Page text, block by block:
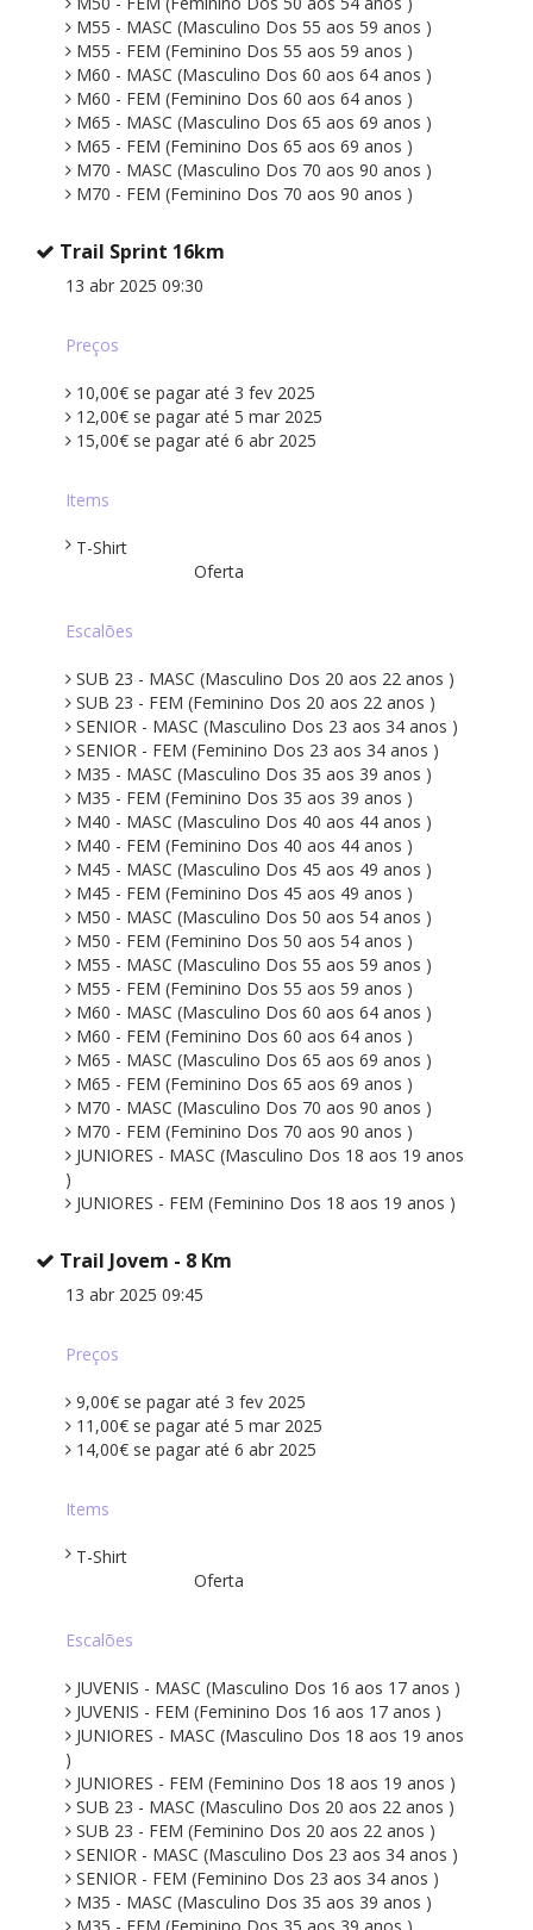
M55 - MASC (Masculino Dos 55 aos 59 anos )
M55 - FEM (Feminino Dos 55 aos 59 anos )
M60 - MASC (Masculino Dos 60 aos 64 anos )
M60 - FEM (Feminino Dos 60 aos 64 anos )
M65 - MASC (Masculino Dos 65 aos 69 anos )
M65 - FEM (Feminino Dos 65 aos 69 anos )
M70 - MASC (Masculino Dos 70 aos 90 anos )
M70 - FEM (Feminino Dos 70 aos 90 anos )
Trail Sprint 16km
13 abr 2025 09:30
Preços
10,00€ se pagar até 3 fev 2025
12,00€ se pagar até 5 mar 2025
15,00€ se pagar até 6 abr 2025
Items
T-Shirt
Oferta
Escalões
SUB 23 - MASC (Masculino Dos 20 aos 22 anos )
SUB 23 - FEM (Feminino Dos 20 aos 22 anos )
SENIOR - MASC (Masculino Dos 23 aos 34 anos )
SENIOR - FEM (Feminino Dos 23 aos 34 anos )
M35 - MASC (Masculino Dos 35 aos 39 anos )
M35 - FEM (Feminino Dos 35 aos 39 anos )
M40 - MASC (Masculino Dos 40 aos 44 anos )
M40 - FEM (Feminino Dos 40 aos 44 anos )
M45 - MASC (Masculino Dos 45 aos 49 anos )
M45 - FEM (Feminino Dos 45 aos 49 anos )
M50 - MASC (Masculino Dos 50 aos 54 anos )
M50 - FEM (Feminino Dos 50 aos 54 anos )
M55 - MASC (Masculino Dos 55 aos 59 anos )
M55 - FEM (Feminino Dos 55 aos 59 anos )
M60 - MASC (Masculino Dos 60 aos 64 anos )
M60 - FEM (Feminino Dos 60 aos 64 anos )
M65 - MASC (Masculino Dos 65 aos 69 anos )
M65 - FEM (Feminino Dos 65 aos 69 anos )
M70 - MASC (Masculino Dos 70 aos 90 anos )
M70 - FEM (Feminino Dos 70 aos 90 anos )
JUNIORES - MASC (Masculino Dos 18 aos 19 anos
)
JUNIORES - FEM (Feminino Dos 18 aos 19 anos )
Trail Jovem - 8 Km
13 abr 2025 09:45
Preços
9,00€ se pagar até 3 fev 2025
11,00€ se pagar até 5 mar 2025
14,00€ se pagar até 6 abr 2025
Items
T-Shirt
Oferta
Escalões
JUVENIS - MASC (Masculino Dos 16 aos 17 anos )
JUVENIS - FEM (Feminino Dos 16 aos 17 anos )
JUNIORES - MASC (Masculino Dos 18 aos 19 anos
)
JUNIORES - FEM (Feminino Dos 18 aos 19 anos )
SUB 23 - MASC (Masculino Dos 20 aos 22 anos )
SUB 23 - FEM (Feminino Dos 20 aos 22 anos )
SENIOR - MASC (Masculino Dos 23 aos 34 anos )
SENIOR - FEM (Feminino Dos 23 aos 34 anos )
M35 - MASC (Masculino Dos 35 aos 39 anos )
M35 - FEM (Feminino Dos 35 aos 39 anos )